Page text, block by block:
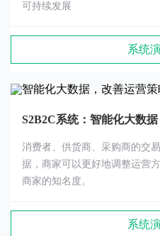
可持续发展
系统
S2B2C系统：智能化大数
消费者、供货商、采购商的交
据，商家可以更好地调整运营
商家的知名度。
系统